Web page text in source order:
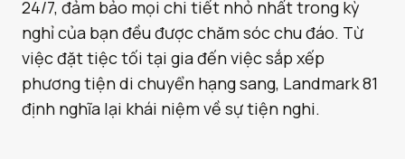
24/7, đảm bảo mọi chi tiết nhỏ nhất trong kỳ
nghỉ của bạn đều được chăm sóc chu đáo. Từ
việc đặt tiệc tối tại gia đến việc sắp xếp
phương tiện di chuyển hạng sang, Landmark 81
định nghĩa lại khái niệm về sự tiện nghi.